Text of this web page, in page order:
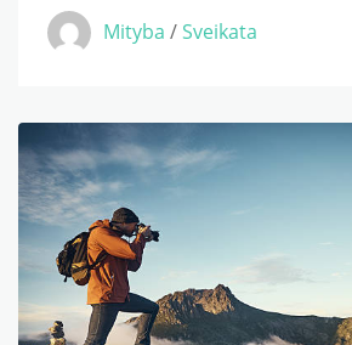
Mityba /Sveikata